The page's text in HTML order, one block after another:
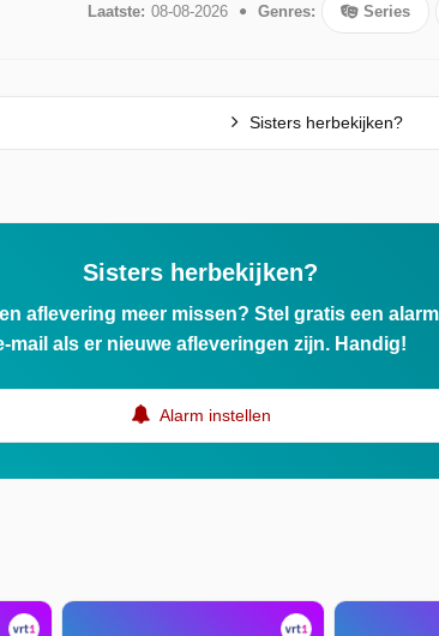
Laatste: 08-08-2026 Genres: Series
Sisters herbekijken?
Sisters herbekijken?
aflevering meer missen? Stel gratis een
mail als er nieuwe afleveringen zijn. Handig!
Alarm instellen